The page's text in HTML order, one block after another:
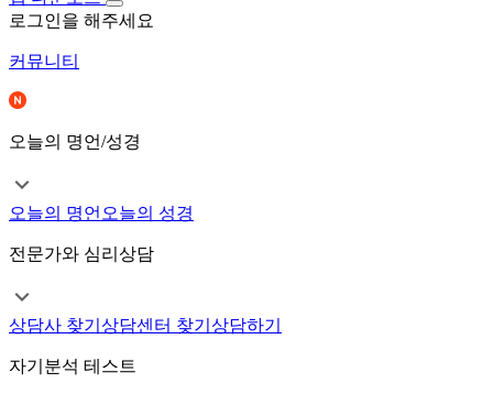
로그인을 해주세요
커뮤니티
오늘의 명언/성경
오늘의 명언 오늘의 성경
전문가와 심리상담
상담사 찾기 상담센터 찾기 상담하기
자기분석 테스트